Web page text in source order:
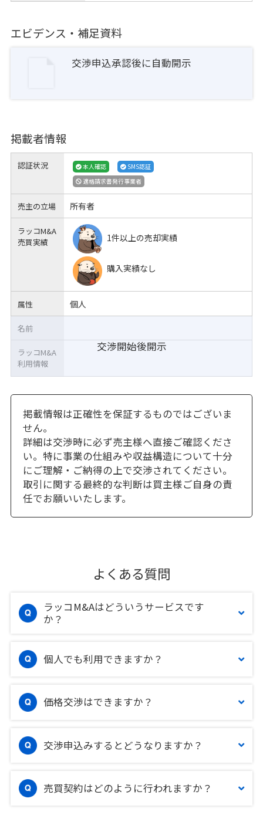
エビデンス・補足資料
交渉申込承認後に自動開示
掲載者情報
認証状況 本人確認
SMS認証
適格請求書発行事業者
売主の立場 所有者
ラッコM&A
売買実績
1件以上の売却実績
購入実績なし
属性 個人
交渉開始後開示
名前
ラッコM&A
利用情報
掲載情報は正確性を保証するものではございま
せん。
詳細は交渉時に必ず売主様へ直接ご確認くださ
い。特に事業の仕組みや収益構造について十分
にご理解・ご納得の上で交渉されてください。
取引に関する最終的な判断は買主様ご自身の責
任でお願いいたします。
よくある質問
ラッコM&Aはどういうサービスです
か？
個人でも利用できますか？
価格交渉はできますか？
交渉申込みするとどうなりますか？
売買契約はどのように行われますか？